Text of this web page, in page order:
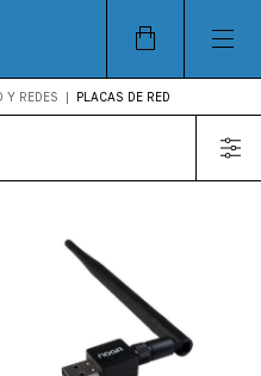
Y REDES | PLACAS DE RED